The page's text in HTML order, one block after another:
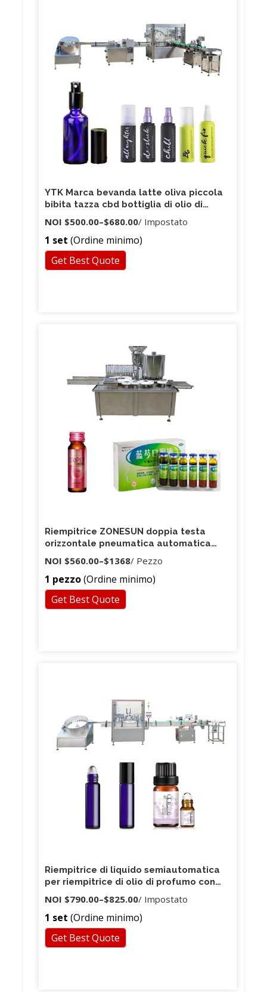
YTK Marca bevanda latte oliva piccola
bibita tazza cbd bottiglia di olio di
profumo in bottiglia di acqua liquido
macchina di riempimento con due ugelli
prezzo
NOI $500.00–$680.00/ Impostato
1 set (Ordine minimo)
Get Best Quote
Riempitrice ZONESUN doppia testa
orizzontale pneumatica automatica
latte acqua succo di acqua
NOI $560.00–$1368/ Pezzo
1 pezzo(Ordine minimo)
Get Best Quote
Riempitrice di liquido semiautomatica
per riempitrice di olio di profumo con
riempimento a pistone fluido ad alta
viscosità
NOI $790.00–$825.00/ Impostato
1 set (Ordine minimo)
Get Best Quote